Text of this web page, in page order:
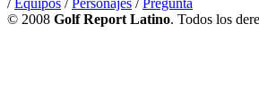
© 2008 Golf Report Latino. Todos los